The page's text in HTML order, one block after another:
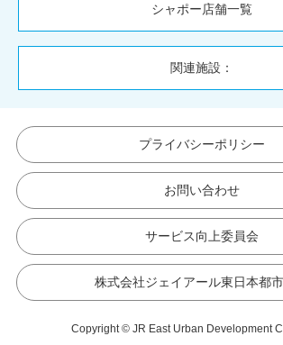
シャポー店舗一覧
関連施設：
プライバシーポリシー
お問い合わせ
サービス向上委員会
株式会社ジェイアール東日本都
Copyright © JR East Urban Development